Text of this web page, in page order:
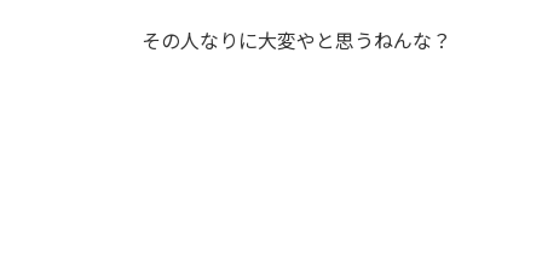
その人なりに大変やと思うねんな？